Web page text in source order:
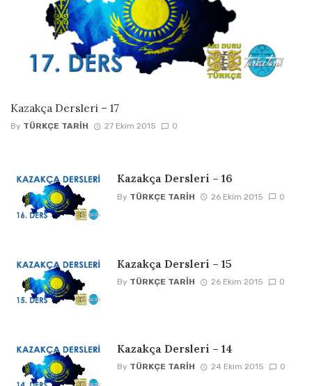
Kazakça Dersleri – 17
By TÜRKÇE TARIH 27 Ekim 2015 0
Kazakça Dersleri – 16
By TÜRKÇE TARIH 26 Ekim 2015 0
Kazakça Dersleri – 15
By TÜRKÇE TARIH 26 Ekim 2015 0
Kazakça Dersleri – 14
By TÜRKÇE TARIH 24 Ekim 2015 0